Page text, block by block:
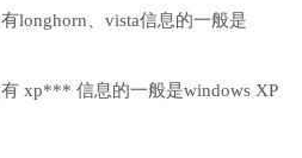
longhorn、vista信息的一般是
xp*** 信息的一般是windows XP